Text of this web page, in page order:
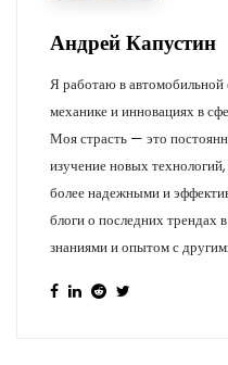
Андрей Капустин
Я работаю в автомобильной
механике и инновациях в
Моя страсть — это
изучение новых
более надежными и
блоги о последних трендах
знаниями и опытом с